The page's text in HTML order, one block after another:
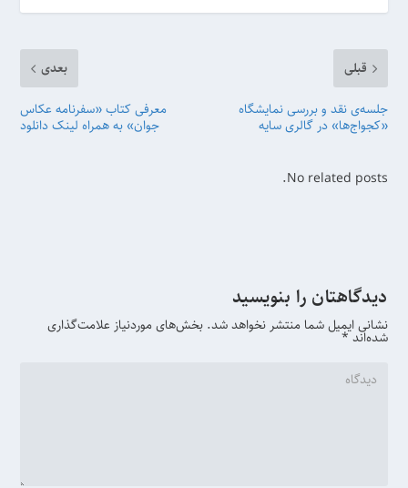
قبلی
جلسه‌ی نقد و بررسى نمایشگاه
«کجواج‌ها» در گالری سایه
بعدی
معرفی کتاب «سفرنامه‌ عکاس
جوان» به همراه لینک دانلود
No related posts.
دیدگاهتان را بنویسید
نشانی ایمیل شما منتشر نخواهد شد. بخش‌های موردنیاز علامت‌گذاری
شده‌اند*